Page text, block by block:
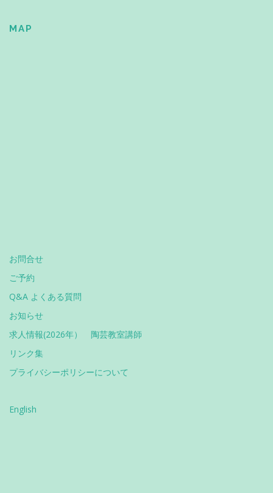
MAP
お問合せ
ご予約
Q&A よくある質問
お知らせ
求人情報(2026年） 陶芸教室講師
リンク集
プライバシーポリシーについて
English